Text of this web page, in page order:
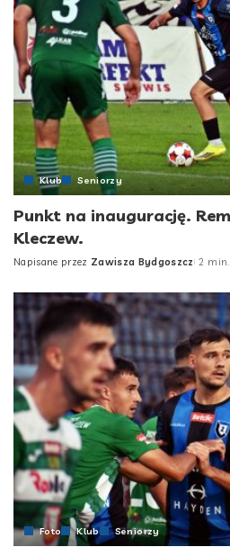
Klub Seniorzy
Punkt na inaugurację.
Kleczew.
Posted
Napisane przez Zawisza Bydgoszcz 2
Foto Klub Seniorzy